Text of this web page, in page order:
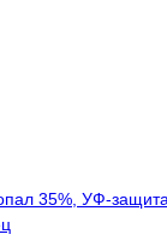
35%, УФ-